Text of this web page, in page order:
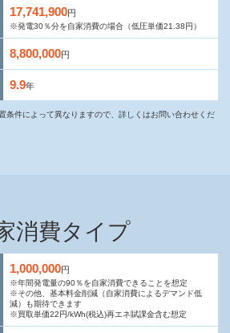
17,741,900円
※発電30％分を自家消費の場合（低圧単価21.38円）
8,800,000円
9.9年
件によって異なりますので、詳しくはお問い合わせくだ
消費タイプ
1,000,000円
※年間発電量の90％を自家消費できることを想定
※その他、基本料金削減（自家消費によるデマンド低
減）も期待できます
※買取単価22円/kWh(税込)再エネ賦課金含む想定